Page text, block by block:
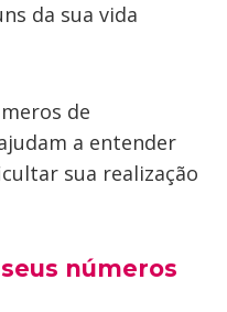
da sua vida
de
a entender
sua realização
números